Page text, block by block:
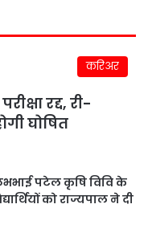
करिअर
रद्द, री-
घोषित
पटेल कृषि विवि के
को राज्यपाल ने दी